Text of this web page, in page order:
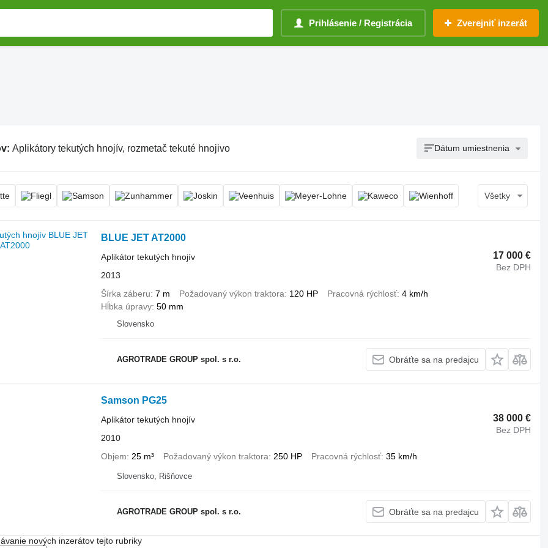
Prihlásenie / Registrácia Zverejniť inzerát
Aplikátory tekutých hnojív, rozmetač tekuté hnojivo Dátum umiestnenia
Všetky
BLUE JET AT2000
17 000 €
Bez DPH
Aplikátor tekutých hnojív
2013
Šírka záberu 7 m Požadovaný výkon traktora 120 HP Pracovná rýchlosť 4 km/h
Hĺbka úpravy 50 mm
Slovensko
AGROTRADE GROUP spol. s r.o. Obráťte sa na predajcu
Samson PG25
38 000 €
Bez DPH
Aplikátor tekutých hnojív
2010
Objem
25 m³ Požadovaný výkon traktora 250 HP Pracovná rýchlosť 35 km/h
Slovensko, Rišňovce
AGROTRADE GROUP spol. s r.o. Obráťte sa na predajcu
nových inzerátov tejto rubriky